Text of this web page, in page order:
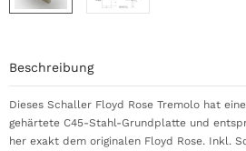
Beschreibung
Dieses Schaller Floyd Rose Tremolo hat
gehärtete C45-Stahl-Grundplatte und
her exakt dem originalen Floyd Rose. Inkl.